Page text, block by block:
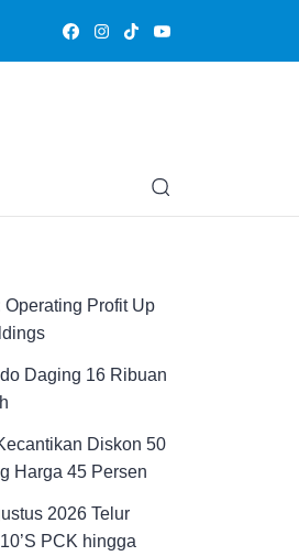
Edukasi
Profit Up
Daging 16 Ribuan
Diskon 50
Harga 45 Persen
2026 Telur
PCK hingga